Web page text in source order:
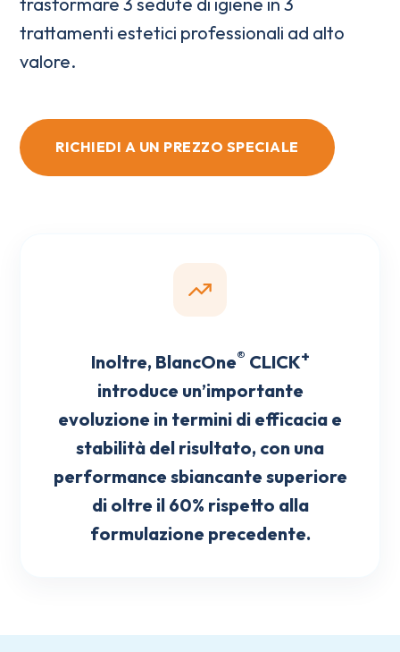
trattamenti estetici professionali ad alto
valore.
RICHIEDI A UN PREZZO SPECIALE
Inoltre, BlancOne® CLICK+
introduce un’importante
evoluzione in termini di efficacia e
stabilità del risultato, con una
performance sbiancante superiore
di oltre il 60% rispetto alla
formulazione precedente.